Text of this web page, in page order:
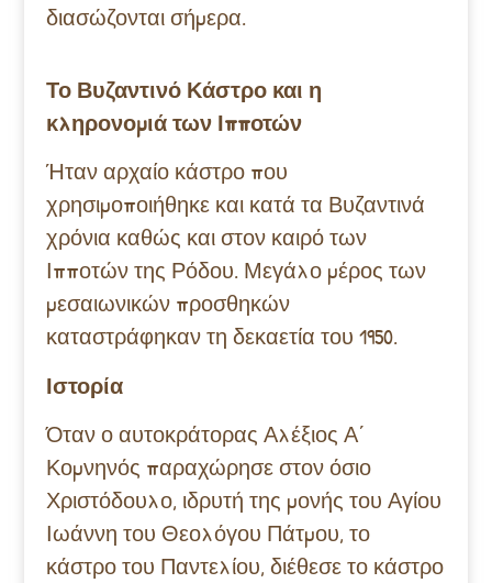
διασώζονται σήμερα.
Το Βυζαντινό Κάστρο και η
κληρονομιά των Ιπποτών
Ήταν αρχαίο κάστρο που
χρησιμοποιήθηκε και κατά τα Βυζαντινά
χρόνια καθώς και στον καιρό των
Ιπποτών της Ρόδου. Μεγάλο μέρος των
μεσαιωνικών προσθηκών
καταστράφηκαν τη δεκαετία του 1950.
Ιστορία
Όταν ο αυτοκράτορας Αλέξιος Α΄
Κομνηνός παραχώρησε στον όσιο
Χριστόδουλο, ιδρυτή της μονής του Αγίου
Ιωάννη του Θεολόγου Πάτμου, το
κάστρο του Παντελίου, διέθεσε το κάστρο